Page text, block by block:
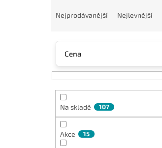
p
r
o
Nejprodávanější Nejlevnější
Cena
Na skladě 107
Akce 15